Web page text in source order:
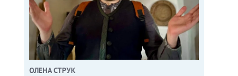
ОЛЕНА СТРУК